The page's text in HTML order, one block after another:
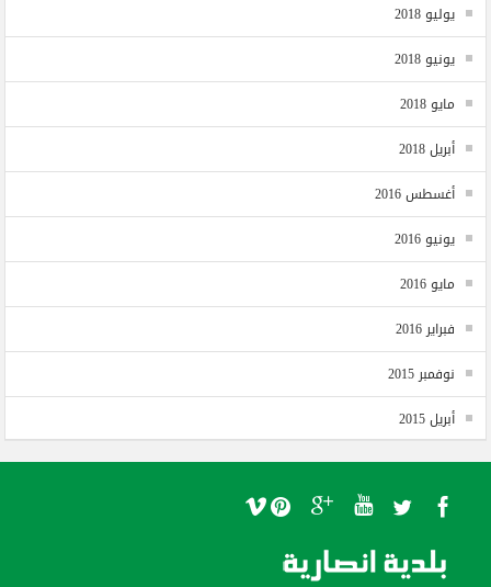
يوليو 2018
يونيو 2018
مايو 2018
أبريل 2018
أغسطس 2016
يونيو 2016
مايو 2016
فبراير 2016
نوفمبر 2015
أبريل 2015